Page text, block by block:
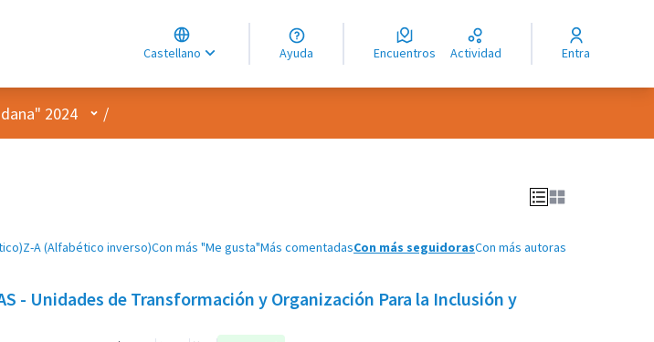
Castellano
Choose language
Choisir la langue
Elegir el idioma
Ayuda Encuentros Actividad Entra
2024 Menú de usuario
/
Z-A (Alfabético inverso)Con más "Me gusta"Más comentadasCon más seguidorasCon más autoras
- Unidades de Transformación y Organización Para la Inclusión y